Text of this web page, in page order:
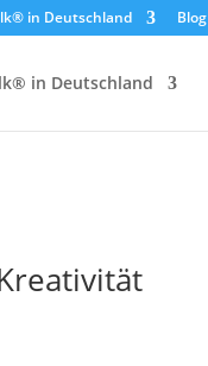
in Deutschland Blog
in Deutschland